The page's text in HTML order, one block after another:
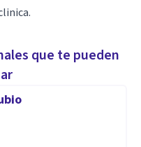
que te pueden